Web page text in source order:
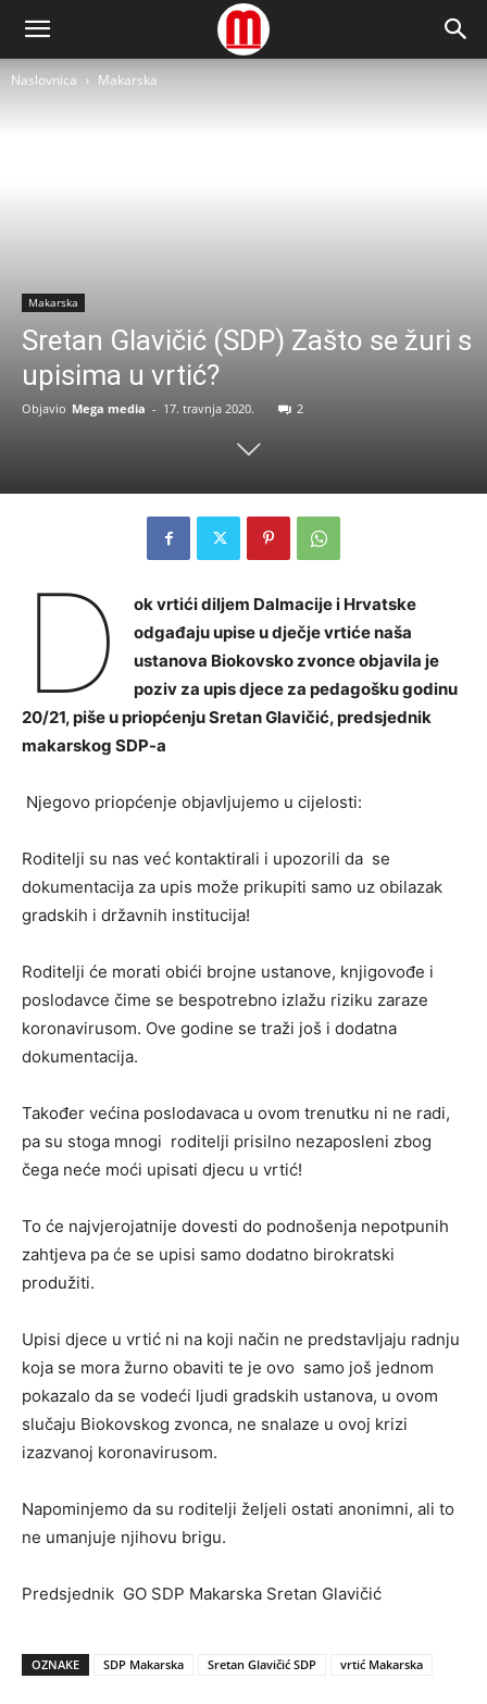
Naslovnica Makarska
Makarska
Sretan Glavičić (SDP) Zašto se žuri s
upisima u vrtić?
Objavio Mega media - 17. travnja 2020. 2
D
ok vrtići diljem Dalmacije i Hrvatske
odgađaju upise u dječje vrtiće naša
ustanova Biokovsko zvonce objavila je
poziv za upis djece za pedagošku godinu
20/21, piše u priopćenju Sretan Glavičić, predsjednik
makarskog SDP-a
Njegovo priopćenje objavljujemo u cijelosti:
Roditelji su nas već kontaktirali i upozorili da se
dokumentacija za upis može prikupiti samo uz obilazak
gradskih i državnih institucija!
Roditelji će morati obići brojne ustanove, knjigovođe i
poslodavce čime se bespotrebno izlažu riziku zaraze
koronavirusom. Ove godine se traži još i dodatna
dokumentacija.
Također većina poslodavaca u ovom trenutku ni ne radi,
pa su stoga mnogi roditelji prisilno nezaposleni zbog
čega neće moći upisati djecu u vrtić!
To će najvjerojatnije dovesti do podnošenja nepotpunih
zahtjeva pa će se upisi samo dodatno birokratski
produžiti.
Upisi djece u vrtić ni na koji način ne predstavljaju radnju
koja se mora žurno obaviti te je ovo samo još jednom
pokazalo da se vodeći ljudi gradskih ustanova, u ovom
slučaju Biokovskog zvonca, ne snalaze u ovoj krizi
izazvanoj koronavirusom.
Napominjemo da su roditelji željeli ostati anonimni, ali to
ne umanjuje njihovu brigu.
Predsjednik GO SDP Makarska Sretan Glavičić
OZNAKE SDP Makarska Sretan Glavičić SDP vrtić Makarska